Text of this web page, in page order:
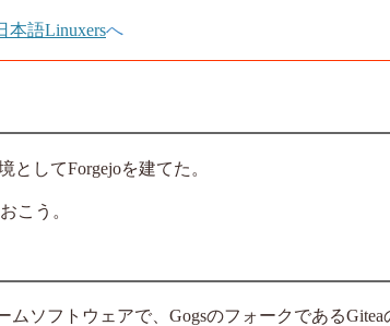
本語Linuxersへ
してForgejoを建てた。
こう。
ソフトウェアで、GogsのフォークであるGitea